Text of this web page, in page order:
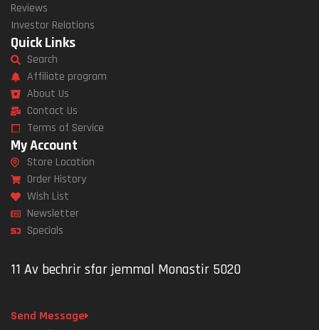
Reviews
Investor Relations
Quick Links
Search
Affiliate program
About Us
Contact Us
Terms of Service
My Account
Store Location
Order History
Wish List
Newsletter
Specials
11 Av bechrir sfar jemmal Monastir 5020
Send Message